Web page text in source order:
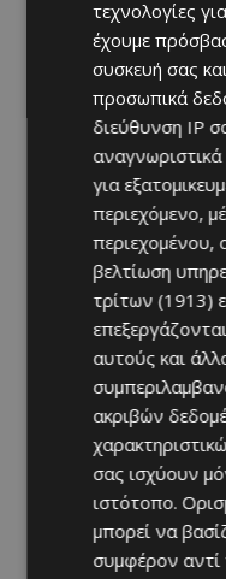
τεχνολογίες
έχουμε
συσκευή σας
προσωπικά
διεύθυνση IP
για
περιεχόμενο,
περιεχομένου,
βελτίωση
τρίτων (1913)
αυτούς και
ακριβών
σας ισχύουν
ιστότοπο.
μπορεί να
συμφέρον αντί